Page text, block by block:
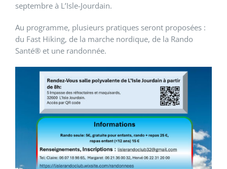
septembre à L’Isle-Jourdain.
Au programme, plusieurs pratiques seront proposées :
du Fast Hiking, de la marche nordique, de la Rando
Santé® et une randonnée.